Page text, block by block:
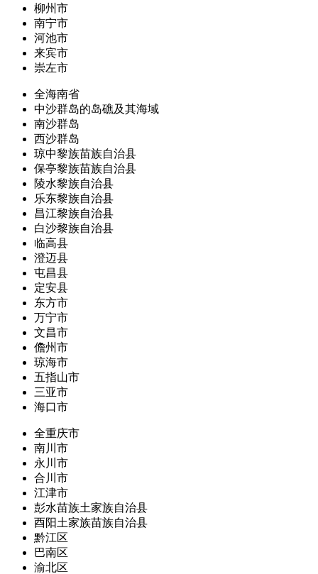
柳州市
南宁市
河池市
来宾市
崇左市
全海南省
中沙群岛的岛礁及其海域
南沙群岛
西沙群岛
琼中黎族苗族自治县
保亭黎族苗族自治县
陵水黎族自治县
乐东黎族自治县
昌江黎族自治县
白沙黎族自治县
临高县
澄迈县
屯昌县
定安县
东方市
万宁市
文昌市
儋州市
琼海市
五指山市
三亚市
海口市
全重庆市
南川市
永川市
合川市
江津市
彭水苗族土家族自治县
酉阳土家族苗族自治县
黔江区
巴南区
渝北区